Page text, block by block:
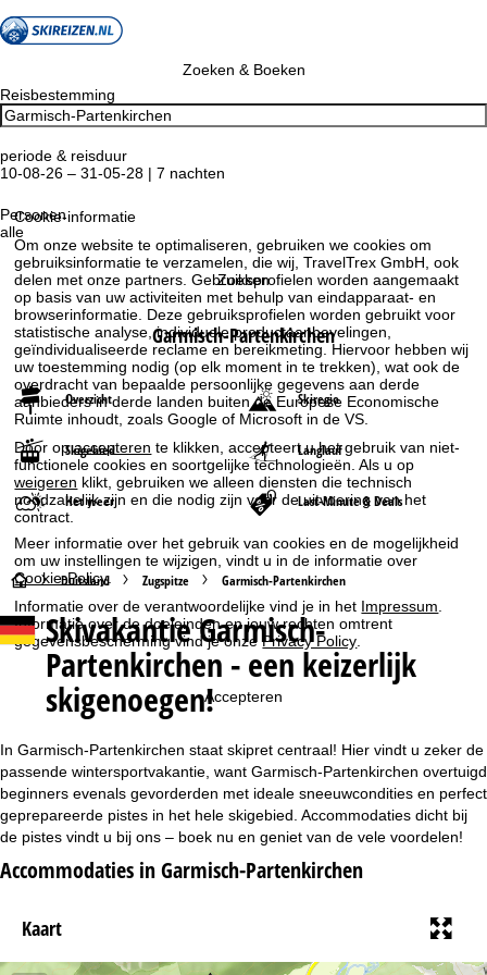
Cookie-informatie
Om onze website te optimaliseren, gebruiken we cookies om
gebruiksinformatie te verzamelen, die wij, TravelTrex GmbH, ook
delen met onze partners. Gebruiksprofielen worden aangemaakt
op basis van uw activiteiten met behulp van eindapparaat- en
browserinformatie. Deze gebruiksprofielen worden gebruikt voor
statistische analyse, individuele productaanbevelingen,
geïndividualiseerde reclame en bereikmeting. Hiervoor hebben wij
uw toestemming nodig (op elk moment in te trekken), wat ook de
overdracht van bepaalde persoonlijke gegevens aan derde
aanbieders in derde landen buiten de Europese Economische
Ruimte inhoudt, zoals Google of Microsoft in de VS.
Door opaccepteren te klikken, accepteert u het gebruik van niet-
functionele cookies en soortgelijke technologieën. Als u op
weigeren klikt, gebruiken we alleen diensten die technisch
noodzakelijk zijn en die nodig zijn voor de uitvoering van het
contract.
Meer informatie over het gebruik van cookies en de mogelijkheid
om uw instellingen te wijzigen, vindt u in de informatie over
Cookie-Policy.
Informatie over de verantwoordelijke vind je in het Impressum
Informatie over de doeleinden en jouw rechten omtrent
gegevensbescherming vind je onzePrivacy Policy
Accepteren
Zoeken & Boeken
Reisbestemming
periode & reisduur
10-08-26 – 31-05-28 | 7 nachten
Personen
alle
Zoeken
Garmisch-Partenkirchen
Overzicht Skiregio
Skigebied Langlauf
Het weer Last-Minute & Deals
S
t
t
p
a
i
Duitsland Zugspitze Garmisch-Partenkirchen
Skivakantie Garmisch-
Partenkirchen - een keizerlijk
skigenoegen!
In Garmisch-Partenkirchen staat skipret centraal! Hier vindt u zeker de
passende wintersportvakantie, want Garmisch-Partenkirchen overtuigd
beginners evenals gevorderden met ideale sneeuwcondities en perfect
geprepareerde pistes in het hele skigebied. Accommodaties dicht bij
de pistes vindt u bij ons – boek nu en geniet van de vele voordelen!
Accommodaties in Garmisch-Partenkirchen
Kaart